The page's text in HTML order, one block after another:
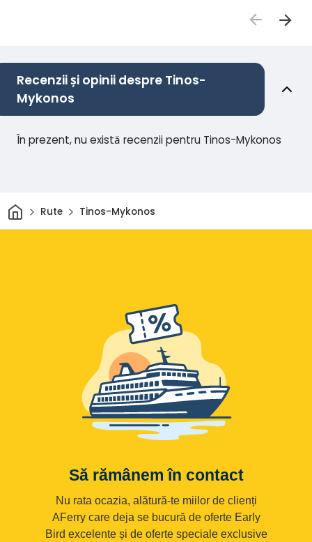
Recenzii și opinii despre Tinos-
Mykonos
În prezent, nu există recenzii pentru Tinos-Mykonos
AcasăRute Tinos-Mykonos
Să rămânem în contact
Nu rata ocazia, alătură-te miilor de clienți
AFerry care deja se bucură de oferte Early
Bird excelente și de oferte speciale exclusive